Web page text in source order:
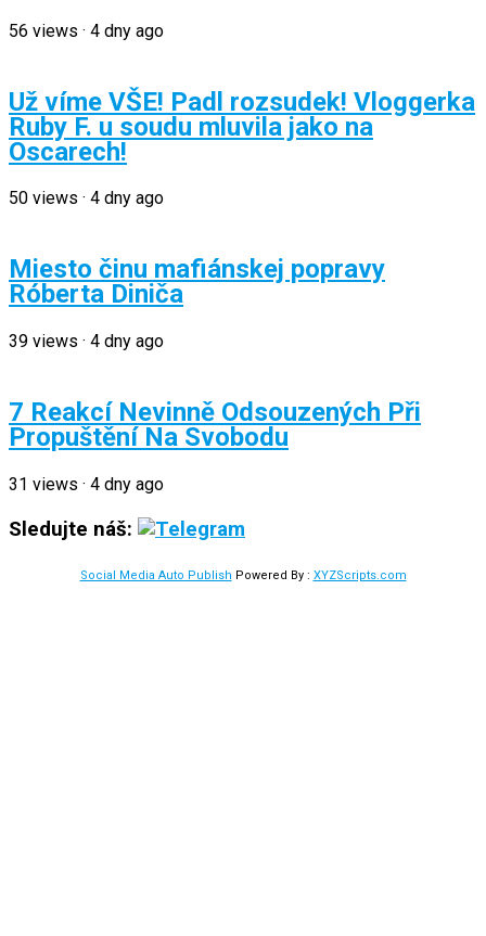
56 views · 4 dny ago
Už víme VŠE! Padl rozsudek! Vloggerka
Ruby F. u soudu mluvila jako na
Oscarech!
50 views · 4 dny ago
Miesto činu mafiánskej popravy
Róberta Diniča
39 views · 4 dny ago
7 Reakcí Nevinně Odsouzených Při
Propuštění Na Svobodu
31 views · 4 dny ago
Sledujte náš:
Social Media Auto Publish Powered By : XYZScripts.com